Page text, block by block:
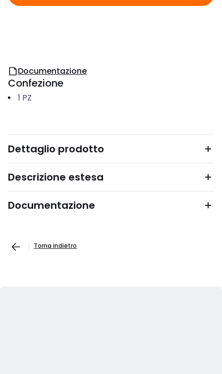
Documentazione
Confezione
1 PZ
Dettaglio prodotto
Descrizione estesa
Documentazione
Torna indietro